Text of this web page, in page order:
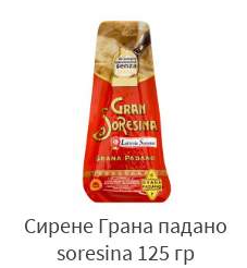
Сирене Грана падано
soresina 125 гр